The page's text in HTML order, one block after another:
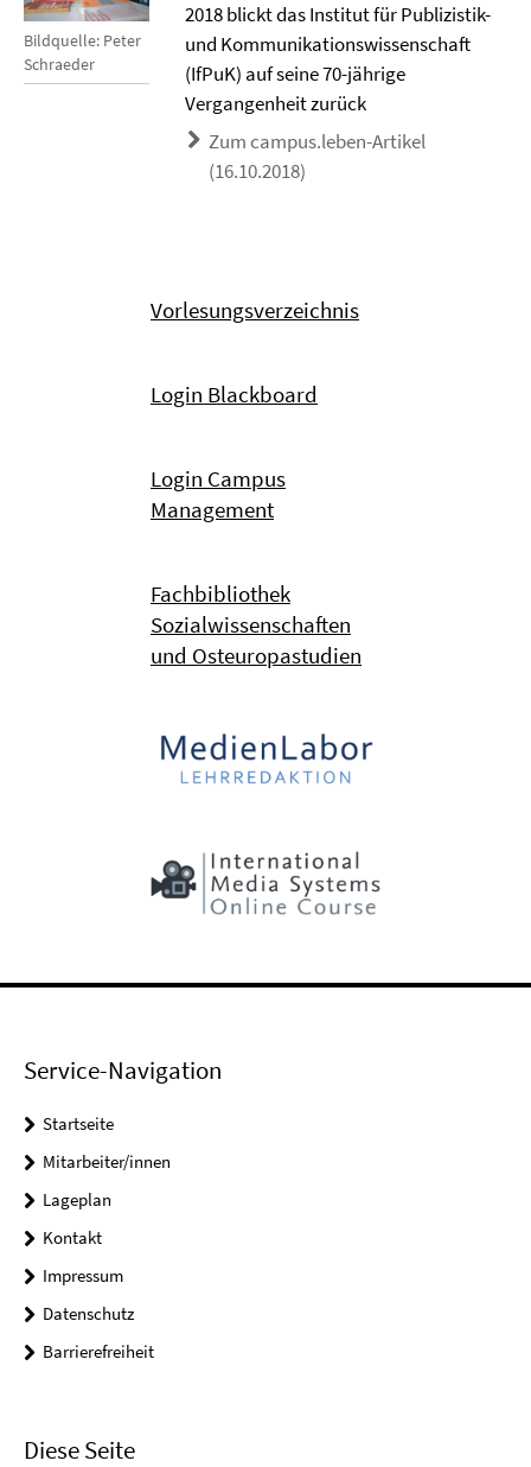
Bildquelle: Peter
Schraeder
2018 blickt das Institut für Publizistik-
und Kommunikationswissenschaft
(IfPuK) auf seine 70-jährige
Vergangenheit zurück
Zum campus.leben-Artikel
(16.10.2018)
Vorlesungsverzeichnis
Login Blackboard
Login Campus
Management
Fachbibliothek
Sozialwissenschaften
und Osteuropastudien
Service-Navigation
Startseite
Mitarbeiter/innen
Lageplan
Kontakt
Impressum
Datenschutz
Barrierefreiheit
Diese Seite